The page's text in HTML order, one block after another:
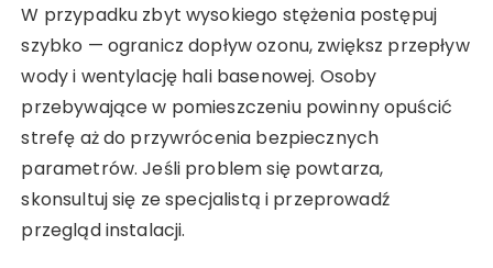
W przypadku zbyt wysokiego stężenia postępuj
szybko — ogranicz dopływ ozonu, zwiększ przepływ
wody i wentylację hali basenowej. Osoby
przebywające w pomieszczeniu powinny opuścić
strefę aż do przywrócenia bezpiecznych
parametrów. Jeśli problem się powtarza,
skonsultuj się ze specjalistą i przeprowadź
przegląd instalacji.